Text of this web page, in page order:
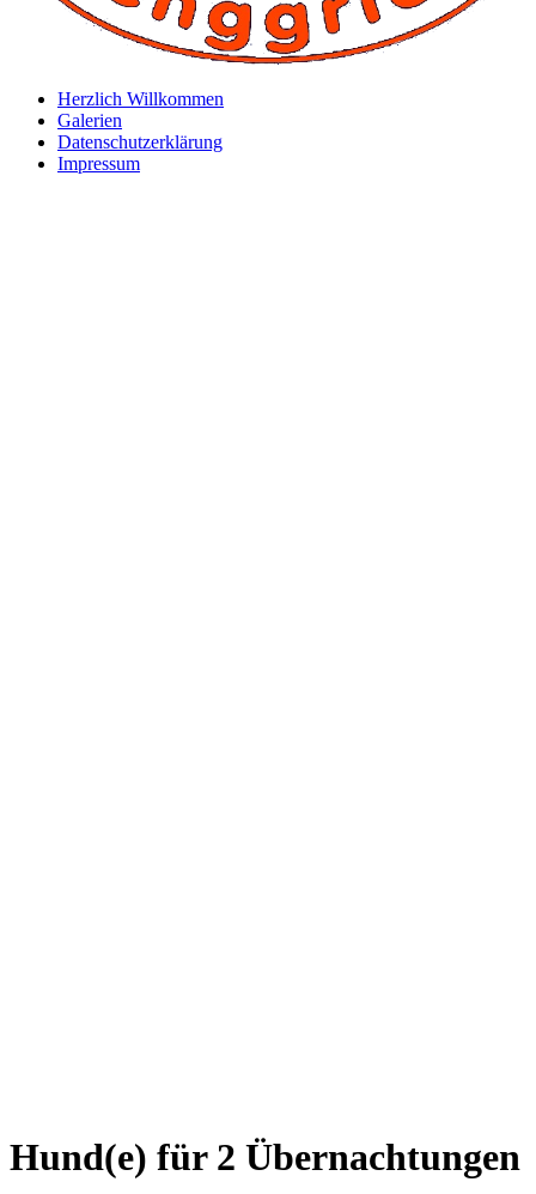
Herzlich Willkommen
Galerien
Datenschutzerklärung
Impressum
Hund(e) für 2 Übernachtungen